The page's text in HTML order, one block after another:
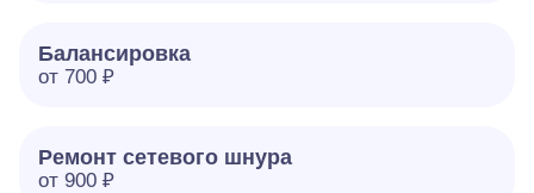
Балансировка
от 700 ₽
Ремонт сетевого шнура
от 900 ₽